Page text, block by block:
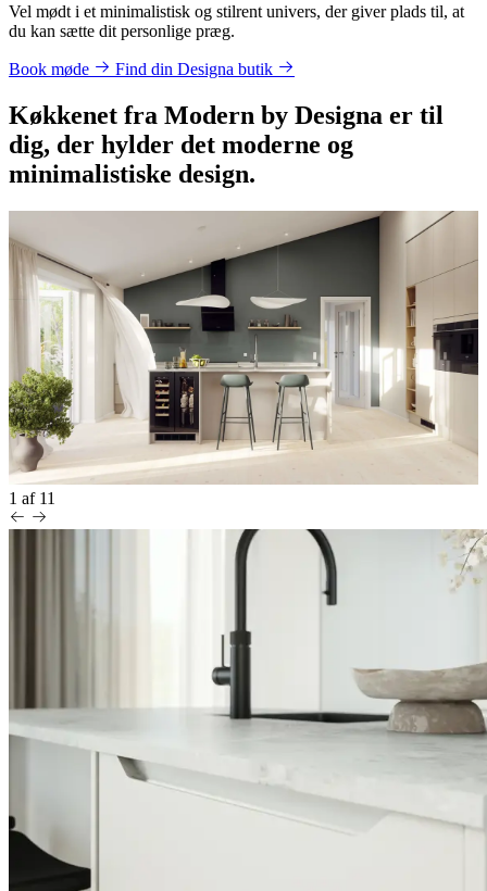
Vel mødt i et minimalistisk og stilrent univers, der giver plads til, at
du kan sætte dit personlige præg.
Book møde Find din Designa butik
Køkkenet fra Modern by Designa er til
dig, der hylder det moderne og
minimalistiske design.
1 af 11